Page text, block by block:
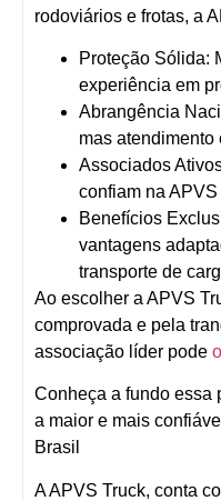
rodoviários e frotas, a
Proteção Sólida:
experiência em
Abrangência
mas atendimento
Associados
confiam na
Benefícios
vantagens
transporte de
Ao escolher a APVS
comprovada e pela
associação líder pode
Conheça a fundo essa
a maior e mais
Brasil
A APVS Truck, conta